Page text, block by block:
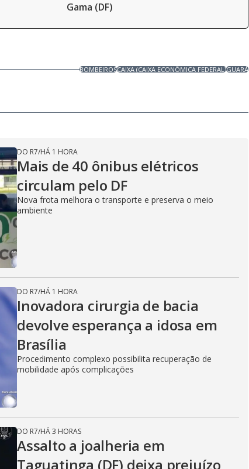
Gama (DF)
BOMBEIROSCAIXA (CAIXA ECONÔMICA FEDERAL)GUARÁ
DO R7/HÁ 1 HORA
Mais de 40 ônibus elétricos
circulam pelo DF
Nova frota melhora o transporte e preserva o meio
ambiente
DO R7/HÁ 1 HORA
Inovadora cirurgia de bacia
devolve esperança a idosa em
Brasília
Procedimento complexo possibilita recuperação de
mobilidade após complicações
DO R7/HÁ 3 HORAS
Assalto a joalheria em
Taguatinga (DF) deixa prejuízo